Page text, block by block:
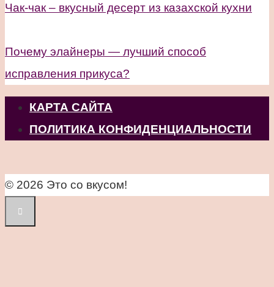
Чак-чак – вкусный десерт из казахской кухни
Почему элайнеры — лучший способ
исправления прикуса?
КАРТА САЙТА
ПОЛИТИКА КОНФИДЕНЦИАЛЬНОСТИ
© 2026 Это со вкусом!